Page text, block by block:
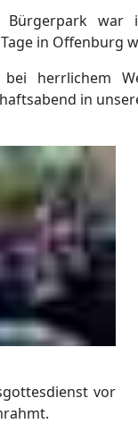
Bürgerpark
in Offenburg
herrlichem
in
vor